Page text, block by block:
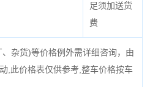
足须加送货
费
杂货)等价格例外需详细咨询，由
,此价格表仅供参考,整车价格按车